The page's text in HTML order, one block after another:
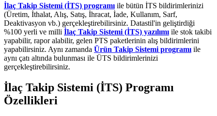
İlaç Takip Sistemi (İTS) programı ile bütün İTS bildirimlerinizi
(Üretim, İthalat, Alış, Satış, İhracat, İade, Kullanım, Sarf,
Deaktivasyon vb.) gerçekleştirebilirsiniz. Datastil'in geliştirdiği
%100 yerli ve milli İlaç Takip Sistemi (İTS) yazılımı ile stok takibi
yapabilir, rapor alabilir, gelen PTS paketlerinin alış bildirimlerini
yapabilirsiniz. Aynı zamanda Ürün Takip Sistemi programı ile
aynı çatı altında bulunması ile ÜTS bildirimlerinizi
gerçekleştirebilirsiniz.
İlaç Takip Sistemi (İTS) Programı
Özellikleri